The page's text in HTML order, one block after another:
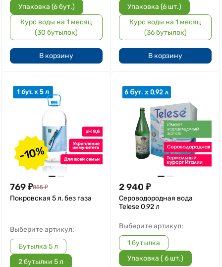
Упаковка (6 бут.)
Курс воды на 1 месяц
(30 бутылок)
В корзину
Упаковка (6 шт.)
Курс воды на 1 месяц
(36 бутылок)
В корзину
-10%
769₽855 ₽
Покровская 5 л, без газа
Выберите артикул:
Бутылка 5 л
2 бутылки 5 л
2 940 ₽
Сероводородная вода
Telese 0,92 л
Выберите артикул:
1 бутылка
Упаковка ( 6 шт.)